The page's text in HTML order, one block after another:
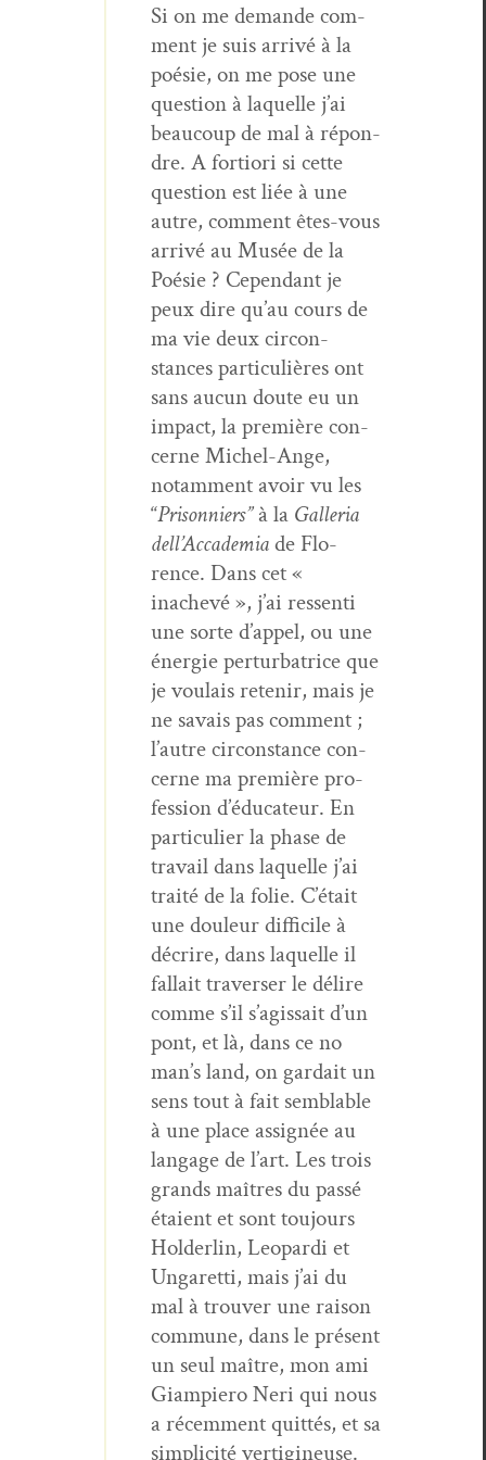
Si on me demande com­
ment je suis arrivé à la
poésie, on me pose une
ques­tion à laque­lle j’ai
beau­coup de mal à répon­
dre. A for­tiori si cette
ques­tion est liée à une
autre, com­ment êtes-vous
arrivé au Musée de la
Poésie ? Cepen­dant je
peux dire qu’au cours de
ma vie deux cir­con­
stances par­ti­c­ulières ont
sans aucun doute eu un
impact, la pre­mière con­
cerne Michel-Ange,
notam­ment avoir vu les
“Pris­on­niers”à la Gal­le­ria
del­l’Ac­cad­e­miade Flo­
rence. Dans cet «
inachevé », j’ai ressen­ti
une sorte d’ap­pel, ou une
énergie per­tur­ba­trice que
je voulais retenir, mais je
ne savais pas com­ment ;
l’autre cir­con­stance con­
cerne ma pre­mière pro­
fes­sion d’é­d­u­ca­teur. En
par­ti­c­uli­er la phase de
tra­vail dans laque­lle j’ai
traité de la folie. C’é­tait
une douleur dif­fi­cile à
décrire, dans laque­lle il
fal­lait tra­vers­er le délire
comme s’il s’agis­sait d’un
pont, et là, dans ce no
man’s land, on gar­dait un
sens tout à fait sem­blable
à une place assignée au
lan­gage de l’art. Les trois
grands maîtres du passé
étaient et sont tou­jours
Hold­er­lin, Leop­ar­di et
Ungaret­ti, mais j’ai du
mal à trou­ver une rai­son
com­mune, dans le présent
un seul maître, mon ami
Giampiero Neri qui nous
a récem­ment quit­tés, et sa
sim­plic­ité vertigineuse.